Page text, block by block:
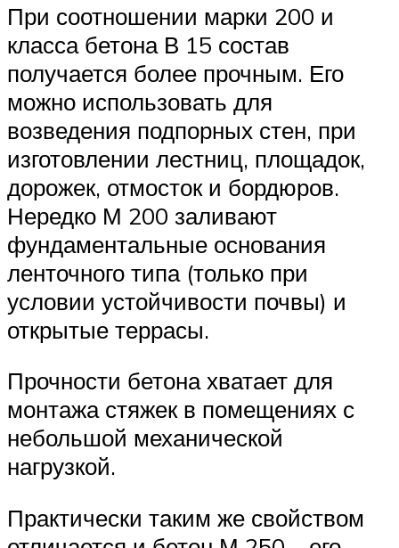
При соотношении марки 200 и
класса бетона В 15 состав
получается более прочным. Его
можно использовать для
возведения подпорных стен, при
изготовлении лестниц, площадок,
дорожек, отмосток и бордюров.
Нередко М 200 заливают
фундаментальные основания
ленточного типа (только при
условии устойчивости почвы) и
открытые террасы.
Прочности бетона хватает для
монтажа стяжек в помещениях с
небольшой механической
нагрузкой.
Практически таким же свойством